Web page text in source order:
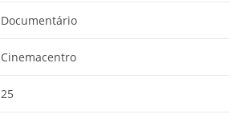
Documentário
Cinemacentro
25